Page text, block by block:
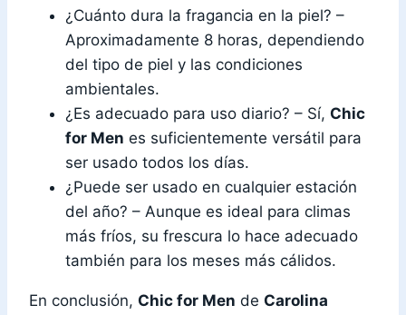
¿Cuánto dura la fragancia en la piel? –
Aproximadamente 8 horas, dependiendo
del tipo de piel y las condiciones
ambientales.
¿Es adecuado para uso diario? – Sí, Chic
for Men es suficientemente versátil para
ser usado todos los días.
¿Puede ser usado en cualquier estación
del año? – Aunque es ideal para climas
más fríos, su frescura lo hace adecuado
también para los meses más cálidos.
En conclusión, Chic for Men de Carolina